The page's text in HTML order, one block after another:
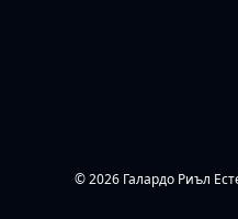
© 2026 Галардо Риъл